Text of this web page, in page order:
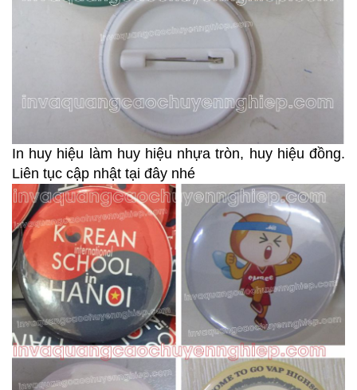
In huy hiệu làm huy hiệu nhựa tròn, huy hiệu đồng.
Liên tục cập nhật tại đây nhé